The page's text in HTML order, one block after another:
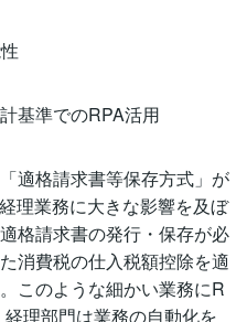
基準でのRPA活用
適格請求書等保存方式」が
理業務に大きな影響を及ぼ
格請求書の発行・保存が必
消費税の仕入税額控除を適
このような細かい業務にR
理部門は業務の自動化を